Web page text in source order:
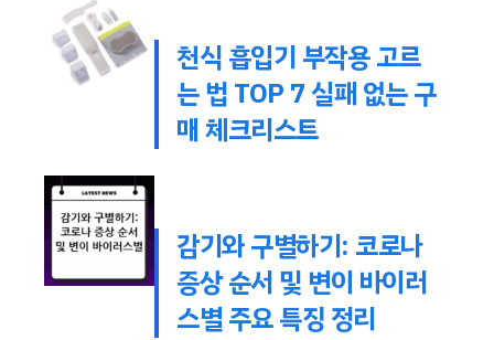
천식 흡입기 부작용 고르
는 법 TOP 7 실패 없는 구
매 체크리스트
감기와 구별하기: 코로나
증상 순서 및 변이 바이러
스별 주요 특징 정리